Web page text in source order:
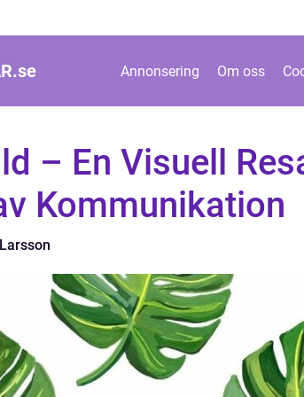
se Annonsering Om oss
– En Visuell
Kommunikation